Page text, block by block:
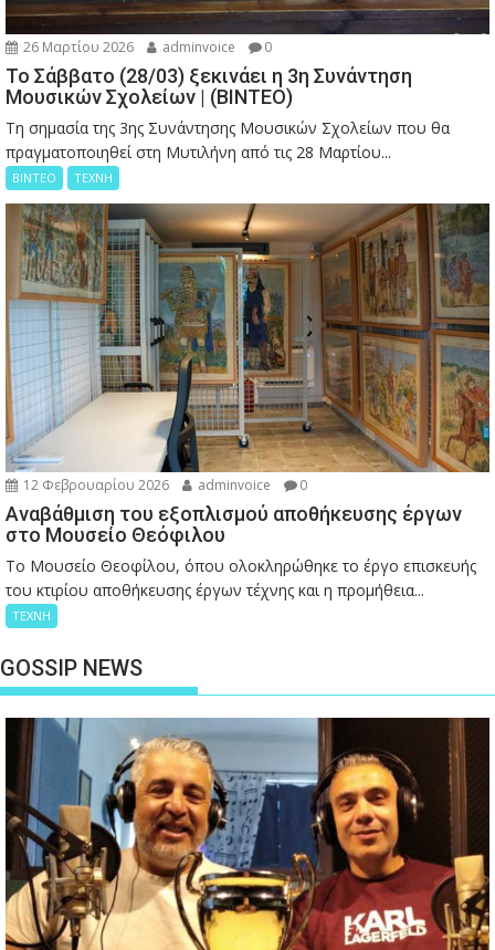
26 Μαρτίου 2026 adminvoice 0
Το Σάββατο (28/03) ξεκινάει η 3η Συνάντηση
Μουσικών Σχολείων | (ΒΙΝΤΕΟ)
Τη σημασία της 3ης Συνάντησης Μουσικών Σχολείων που θα
πραγματοποιηθεί στη Μυτιλήνη από τις 28 Μαρτίου...
ΒΙΝΤΕΟ ΤΕΧΝΗ
12 Φεβρουαρίου 2026 adminvoice 0
Αναβάθμιση του εξοπλισμού αποθήκευσης έργων
στο Μουσείο Θεόφιλου
Το Μουσείο Θεοφίλου, όπου ολοκληρώθηκε το έργο επισκευής
του κτιρίου αποθήκευσης έργων τέχνης και η προμήθεια...
ΤΕΧΝΗ
GOSSIP NEWS